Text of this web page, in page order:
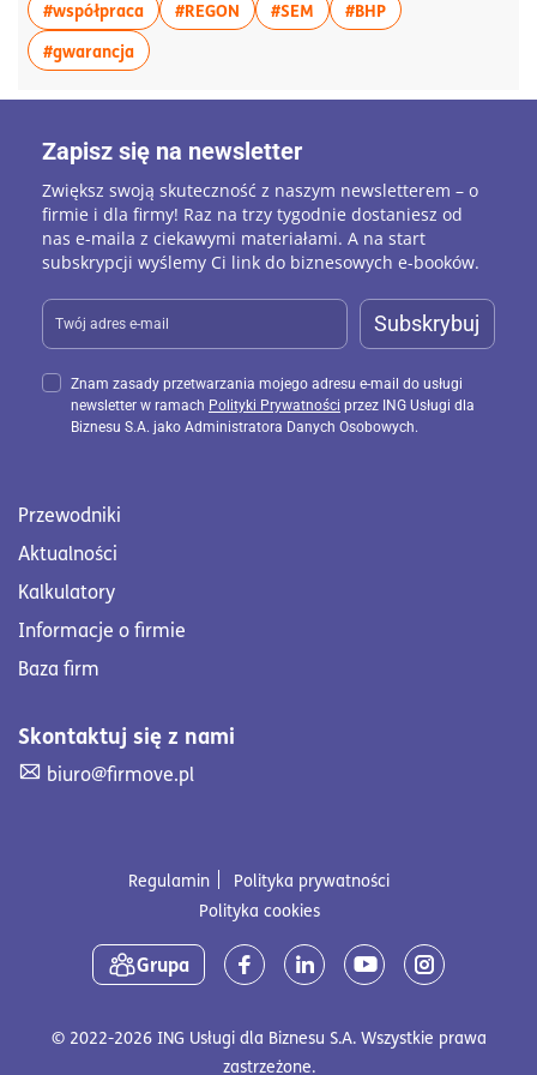
#współpracawięcej artykułów z tagiem:#współpraca
#REGON więcej artykułów z tagiem:#REGON
#SEM więcej artykułów z
#BHPwięcej artykułów z
#gwarancjawięcej artykułów z tagiem:#gwarancja
Przewodniki
Aktualności
Kalkulatory
Informacje o firmie
Baza firm
Skontaktuj się z nami
Skontaktuj się z nami. Wyślij mail na adres
biuro@firmove.pl
Zapisz się na newsletter
Zwiększ swoją skuteczność z naszym newsletterem – o
firmie i dla firmy! Raz na trzy tygodnie dostaniesz od
nas e-maila z ciekawymi materiałami. A na start
subskrypcji wyślemy Ci link do biznesowych e-booków.
Subskrybuj
Znam zasady przetwarzania mojego adresu e-mail do usługi
newsletter w ramach Polityki Prywatności przez ING Usługi dla
Biznesu S.A. jako Administratora Danych Osobowych.
© 2022-2026 ING Usługi dla Biznesu S.A. Wszystkie prawa
zastrzeżone.
Regulamin
Polityka prywatności
Polityka cookies
Media społecznościowe
Grupa